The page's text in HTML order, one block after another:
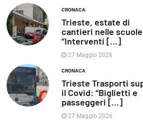
CRONACA
Trieste, estate di
cantieri nelle
“Interventi [...]
27 Maggio 2026
CRONACA
Trieste Trasporti
il Covid: “Biglietti e
passeggeri [...]
27 Maggio 2026